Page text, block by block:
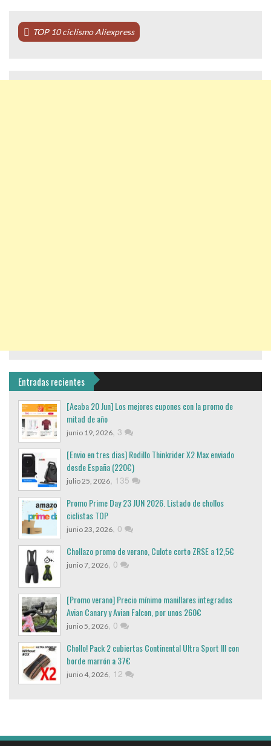
TOP 10 ciclismo Aliexpress
Entradas recientes
[Acaba 20 Jun] Los mejores cupones con la promo de
mitad de año
junio 19, 2026, 3
[Envio en tres dias] Rodillo Thinkrider X2 Max enviado
desde España (220€)
julio 25, 2026, 135
Promo Prime Day 23 JUN 2026. Listado de chollos
ciclistas TOP
junio 23, 2026, 0
Chollazo promo de verano, Culote corto ZRSE a 12,5€
junio 7, 2026, 0
[Promo verano] Precio mínimo manillares integrados
Avian Canary y Avian Falcon, por unos 260€
junio 5, 2026, 0
Chollo! Pack 2 cubiertas Continental Ultra Sport III con
borde marrón a 37€
junio 4, 2026, 12